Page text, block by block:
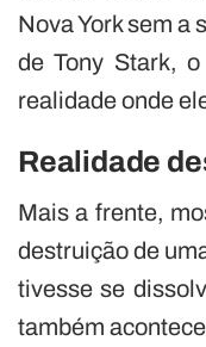
Nova York sem a
de Tony Stark,
realidade onde
Realidade
Mais a frente,
destruição de
tivesse se
também